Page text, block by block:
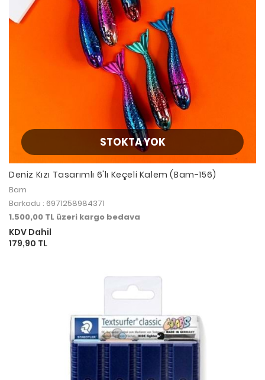
STOKTA YOK
Deniz Kızı Tasarımlı 6'lı Keçeli Kalem (Bam-156)
Bam
Barkodu : 6971258984371
1.500,00 TL üzeri kargo bedava
KDV Dahil
179,90 TL